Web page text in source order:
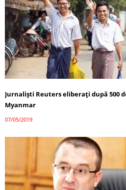
Jurnalişti Reuters eliberaţi după 500
Myanmar
07/05/2019